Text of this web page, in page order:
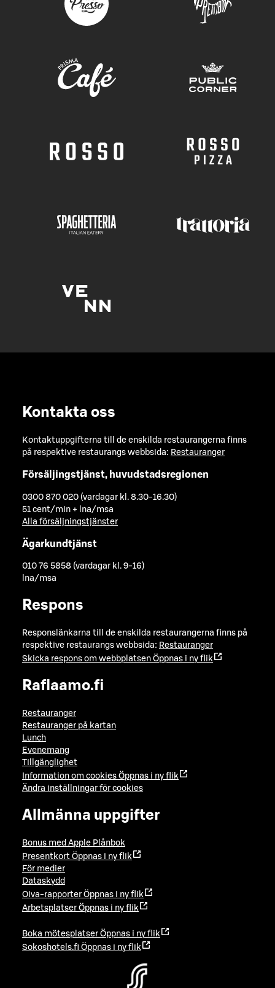
Kontakta oss
Kontaktuppgifterna till de enskilda restaurangerna finns
på respektive restaurangs webbsida: Restauranger
Försäljingstjänst, huvudstadsregionen
0300 870 020 (vardagar kl. 8.30-16.30)
51 cent/min + lna/msa
Alla försäljningstjänster
Ägarkundtjänst
010 76 5858 (vardagar kl. 9-16)
lna/msa
Respons
Responslänkarna till de enskilda restaurangerna finns på
respektive restaurangs webbsida: Restauranger
Skicka respons om webbplatsen Öppnas i ny flik
Raflaamo.fi
Restauranger
Restauranger på kartan
Lunch
Evenemang
Tillgänglighet
Information om cookies Öppnas i ny flik
Ändra inställningar för cookies
Allmänna uppgifter
Bonus med Apple Plånbok
Presentkort Öppnas i ny flik
För medier
Dataskydd
Oiva-rapporter Öppnas i ny flik
Arbetsplatser Öppnas i ny flik
Boka mötesplatser Öppnas i ny flik
Sokoshotels.fi Öppnas i ny flik